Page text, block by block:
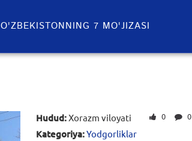
O'ZBEKISTONNING 7 MO'JIZASI
Hudud:Xorazm viloyati
Kategoriya:Yodgorliklar
0 0